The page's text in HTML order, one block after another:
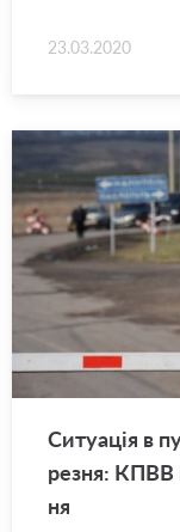
23.03.2020
Си­ту­а­ція в
ре­зня:
ня